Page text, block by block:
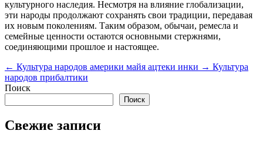
культурного наследия. Несмотря на влияние глобализации,
эти народы продолжают сохранять свои традиции, передавая
их новым поколениям. Таким образом, обычаи, ремесла и
семейные ценности остаются основными стержнями,
соединяющими прошлое и настоящее.
← Культура народов америки майя ацтеки инки → Культура
народов прибалтики
Поиск
Поиск
Свежие записи